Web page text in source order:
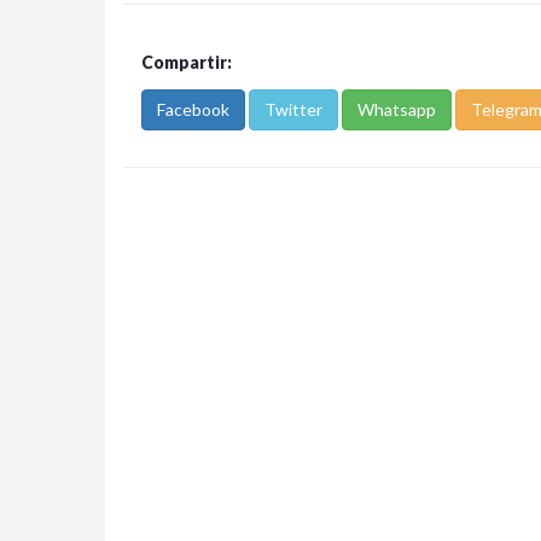
Compartir:
Facebook Twitter Whatsapp Telegram